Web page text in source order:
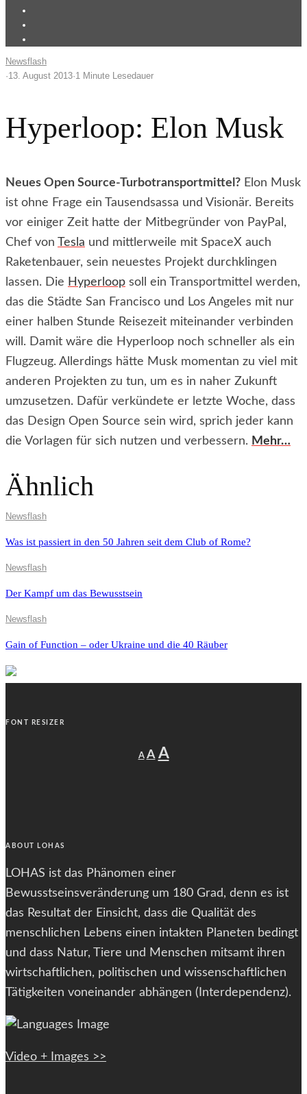
Newsflash
·13. August 2013·1 Minute Lesedauer
Hyperloop: Elon Musk
Neues Open Source-Turbotransportmittel? Elon Musk
ist ohne Frage ein Tausendsassa und Visionär. Bereits
vor einiger Zeit hatte der Mitbegründer von PayPal,
Chef von Tesla und mittlerweile mit SpaceX auch
Raketenbauer, sein neuestes Projekt durchklingen
lassen. Die Hyperloop soll ein Transportmittel werden,
das die Städte San Francisco und Los Angeles mit nur
einer halben Stunde Reisezeit miteinander verbinden
will. Damit wäre die Hyperloop noch schneller als ein
Flugzeug. Allerdings hätte Musk momentan zu viel mit
anderen Projekten zu tun, um es in naher Zukunft
umzusetzen. Dafür verkündete er letzte Woche, dass
das Design Open Source sein wird, sprich jeder kann
die Vorlagen für sich nutzen und verbessern. Mehr…
Ähnlich
Newsflash
Was ist passiert in den 50 Jahren seit dem Club of Rome?
Newsflash
Der Kampf um das Bewusstsein
Newsflash
Gain of Function – oder Ukraine und die 40 Räuber
FONT RESIZER
A
Decrease
font
A Reset
AIncrease
ABOUT LOHAS
LOHAS ist das Phänomen einer
Bewusstseinsveränderung um 180 Grad, denn es ist
das Resultat der Einsicht, dass die Qualität des
menschlichen Lebens einen intakten Planeten bedingt
und dass Natur, Tiere und Menschen mitsamt ihren
wirtschaftlichen, politischen und wissenschaftlichen
Tätigkeiten voneinander abhängen (Interdependenz).
Video + Images >>